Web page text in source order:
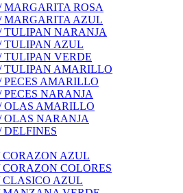
MARGARITA ROSA
MARGARITA AZUL
TULIPAN NARANJA
TULIPAN AZUL
TULIPAN VERDE
TULIPAN AMARILLO
PECES AMARILLO
PECES NARANJA
OLAS AMARILLO
OLAS NARANJA
DELFINES
CORAZON AZUL
CORAZON COLORES
CLASICO AZUL